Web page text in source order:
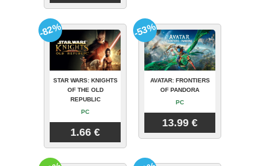
STAR WARS: KNIGHTS
OF THE OLD
REPUBLIC
PC
1.66 €
-82%
AVATAR: FRONTIERS
OF PANDORA
PC
13.99 €
-53%